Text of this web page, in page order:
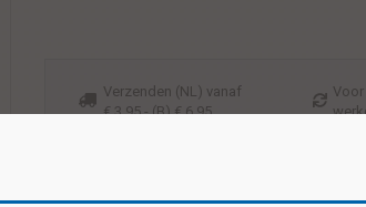
Verzenden (NL) vanaf
€ 3,95 - (B) € 6,95